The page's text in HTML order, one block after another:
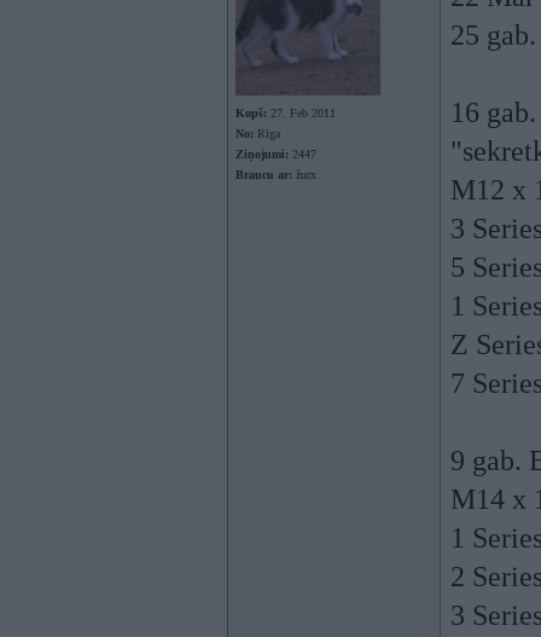
Kopš: 27. Feb 2011
No: Rīga
Ziņojumi: 2447
Braucu ar: žurx
25
16
M12 x
​3
​5
​1
​Z
​7
9 gab.
M14 x
​1
​2
​3